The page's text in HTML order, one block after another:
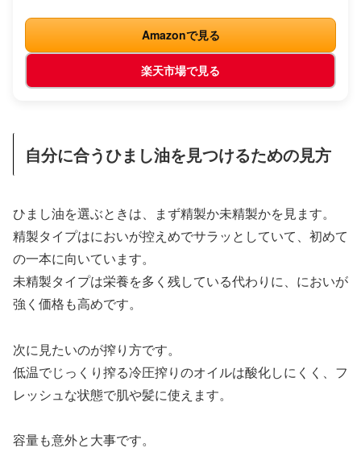
Amazonで見る
楽天市場で見る
自分に合うひまし油を見つけるための見方
ひまし油を選ぶときは、まず精製か未精製かを見ます。
精製タイプはにおいが控えめでサラッとしていて、初めて
の一本に向いています。
未精製タイプは栄養を多く残している代わりに、においが
強く価格も高めです。
次に見たいのが搾り方です。
低温でじっくり搾る冷圧搾りのオイルは酸化しにくく、フ
レッシュな状態で肌や髪に使えます。
容量も意外と大事です。